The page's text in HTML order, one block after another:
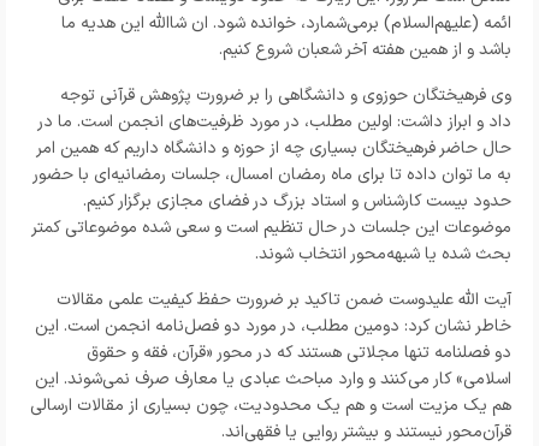
ائمه (علیهم‌السلام) برمی‌شمارد، خوانده شود. ان شاالله این هدیه ما
باشد و از همین هفته آخر شعبان شروع کنیم.
وی فرهیختگان حوزوی و دانشگاهی را بر ضرورت پژوهش قرآنی توجه
داد و ابراز داشت: اولین مطلب، در مورد ظرفیت‌های انجمن است. ما در
حال حاضر فرهیختگان بسیاری چه از حوزه و دانشگاه داریم که همین امر
به ما توان داده تا برای ماه رمضان امسال، جلسات رمضانیه‌ای با حضور
حدود بیست کارشناس و استاد بزرگ در فضای مجازی برگزار کنیم.
موضوعات این جلسات در حال تنظیم است و سعی شده موضوعاتی کمتر
بحث شده یا شبهه‌محور انتخاب شوند.
آیت الله علیدوست ضمن تاکید بر ضرورت حفظ کیفیت علمی مقالات
خاطر نشان کرد: دومین مطلب، در مورد دو فصل‌نامه انجمن است. این
دو فصلنامه تنها مجلاتی هستند که در محور «قرآن، فقه و حقوق
اسلامی» کار می‌کنند و وارد مباحث عبادی یا معارف صرف نمی‌شوند. این
هم یک مزیت است و هم یک محدودیت، چون بسیاری از مقالات ارسالی
قرآن‌محور نیستند و بیشتر روایی یا فقهی‌اند.